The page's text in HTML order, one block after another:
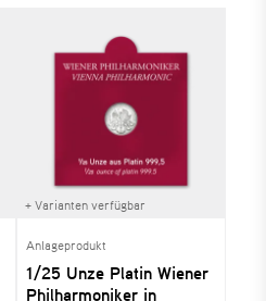
+ Varianten verfügbar
Anlageprodukt
1/25 Unze Platin Wiener
Philharmoniker in